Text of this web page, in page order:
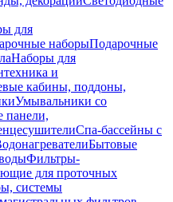
для
наборыПодарочные
Наборы для
и
кабины, поддоны,
Умывальники со
панели,
Спа-бассейны с
Бытовые
Фильтры-
для проточных
системы